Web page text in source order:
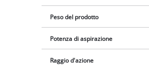
Peso del prodotto
Potenza di aspirazione
Raggio d'azione